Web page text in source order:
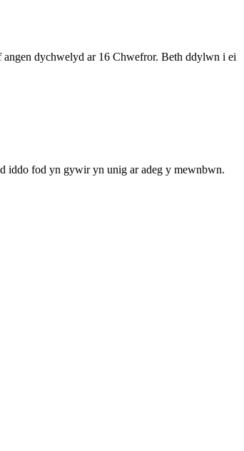
dychwelyd ar 16 Chwefror. Beth ddylwn i ei
iddo fod yn gywir yn unig ar adeg y mewnbwn.